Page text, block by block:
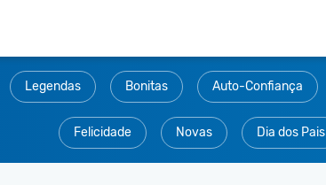
Legendas Bonitas Auto-Confiança
Felicidade Novas Dia dos Pais